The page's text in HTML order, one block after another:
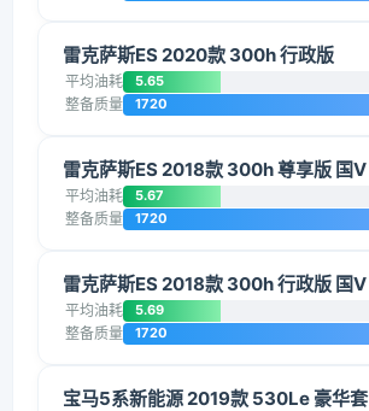
雷克萨斯ES 2020款 300h 行政版
平均油耗 5.65
整备质量 1720
雷克萨斯ES 2018款 300h 尊享版 国V
平均油耗 5.67
整备质量 1720
雷克萨斯ES 2018款 300h 行政版 国V
平均油耗 5.69
整备质量 1720
宝马5系新能源 2019款 530Le 豪华套